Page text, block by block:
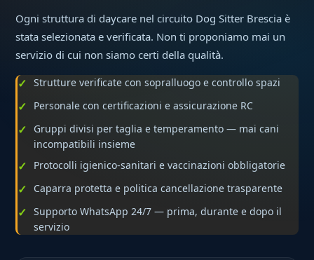
Ogni struttura di daycare nel circuito Dog Sitter Brescia è
stata selezionata e verificata. Non ti proponiamo mai un
servizio di cui non siamo certi della qualità.
Strutture verificate con sopralluogo e controllo spazi
Personale con certificazioni e assicurazione RC
Gruppi divisi per taglia e temperamento — mai cani
incompatibili insieme
Protocolli igienico-sanitari e vaccinazioni obbligatorie
Caparra protetta e politica cancellazione trasparente
Supporto WhatsApp 24/7 — prima, durante e dopo il
servizio